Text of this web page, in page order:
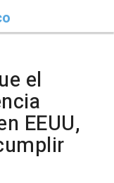
el
EEUU,